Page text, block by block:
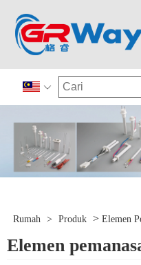

Rumah > Produk > Elemen
Elemen